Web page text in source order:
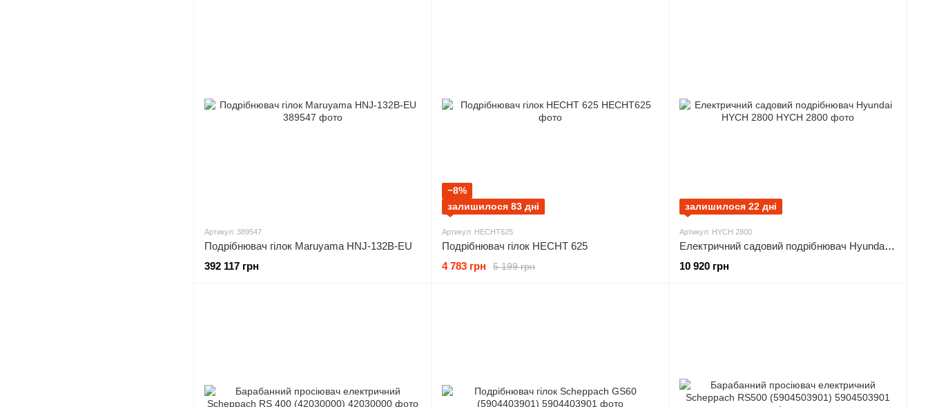
Артикул: 389547
Подрібнювач гілок Maruyama HNJ-132B-EU
392 117 грн
−8%
залишилося 83 дні
Артикул: HECHT625
Подрібнювач гілок HECHT 625
5 199 грн
4 783 грн
залишилося 22 дні
Артикул: HYCH 2800
Електричний садовий подрібнювач Hyundai HYCH 2800
10 920 грн